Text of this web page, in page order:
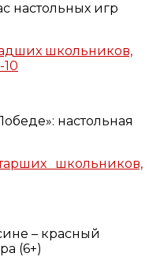
настольных игр
школьников,
10
настольная
школьников,
– красный
(6+)